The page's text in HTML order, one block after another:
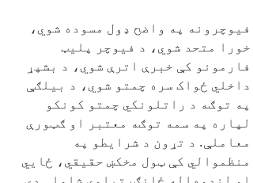
فیوچرونه په واضح ډول مسوده شوي،
خورا متحد شوي، د فیوچر پلیټ
فارمونو کې خبرې اترې شوي، د بشپړ
داخلي ځواک سره چمتو شوي، د بیلګې
په توګه د راتلونکي چمتو کونکو
لپاره په سمه توګه معتبر او ګټورې
معاملې. د تړون د شرایطو په
منظموالي کې ټول مخکښ حقیقي، ځایي